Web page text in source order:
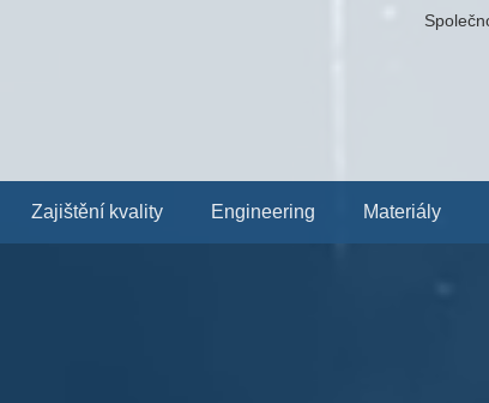
Zajištění kvality Engineering Materiály